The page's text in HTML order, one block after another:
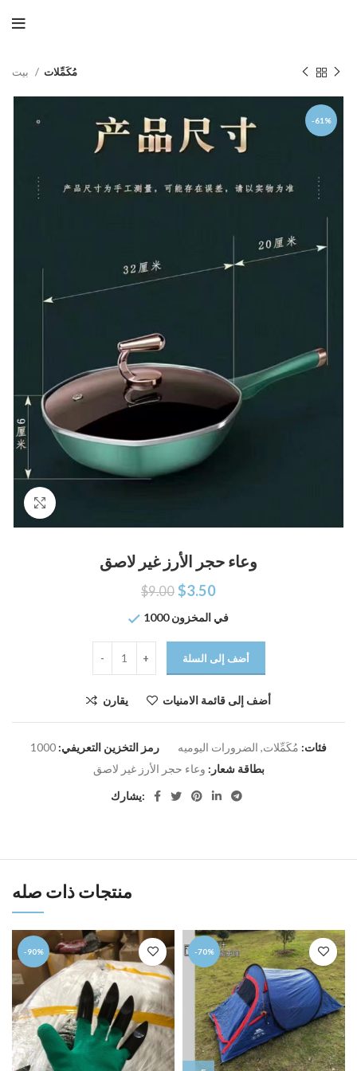
مُكَمِّلات
-61%
وعاء حجر الأرز غير لاصق
$9.00 $3.50
1000 في المخزون
أضف إلى السلة
يقارن أضف إلى قائمة الامنيات
رمز التخزين التعريفي: 1000 فئات: مُكَمِّلات, الضرورات اليوميه
بطاقة شعار: وعاء حجر الأرز غير لاصق
يشارك:
منتجات ذات صله
-90% -70%